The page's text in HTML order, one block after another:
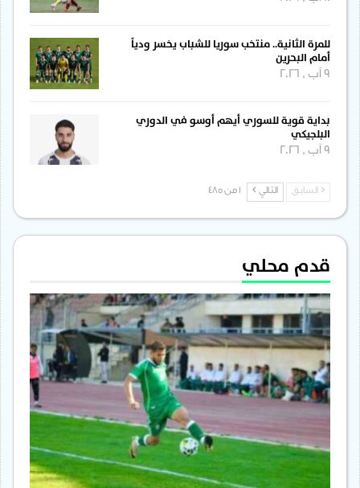
للمرة الثانية.. منتخب سوريا للشباب يخسر ودياً
أمام البحرين
بداية قوية للسوري أيهم أوسو في الدوري
البلجيكي
السابق التالي
قدم محلي